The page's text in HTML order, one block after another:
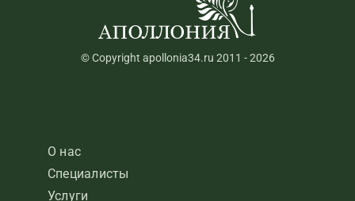
© Copyright apollonia34.ru 2011 - 2026
О нас
Специалисты
Услуги